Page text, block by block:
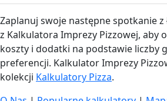
Zaplanuj swoje następne spotkanie z
z Kalkulatora Imprezy Pizzowej, aby
koszty i dodatki na podstawie liczby
preferencji. Kalkulator Imprezy
kolekcji Kalkulatory Pizza.